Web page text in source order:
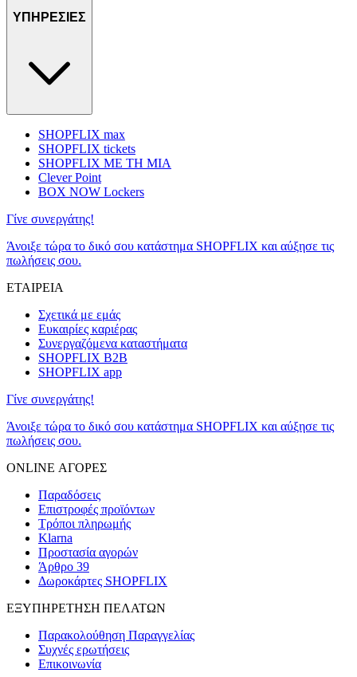
ΥΠΗΡΕΣΙΕΣ
SHOPFLIX max
SHOPFLIX tickets
SHOPFLIX ΜΕ ΤΗ ΜΙΑ
Clever Point
BOX NOW Lockers
Γίνε συνεργάτης!
Άνοιξε τώρα το δικό σου κατάστημα SHOPFLIX και αύξησε τις
πωλήσεις σου.
ΕΤΑΙΡΕΙΑ
Σχετικά με εμάς
Ευκαιρίες καριέρας
Συνεργαζόμενα καταστήματα
SHOPFLIX B2B
SHOPFLIX app
Γίνε συνεργάτης!
Άνοιξε τώρα το δικό σου κατάστημα SHOPFLIX και αύξησε τις
πωλήσεις σου.
ONLINE ΑΓΟΡΕΣ
Παραδόσεις
Επιστροφές προϊόντων
Τρόποι πληρωμής
Klarna
Προστασία αγορών
Άρθρο 39
Δωροκάρτες SHOPFLIX
ΕΞΥΠΗΡΕΤΗΣΗ ΠΕΛΑΤΩΝ
Παρακολούθηση Παραγγελίας
Συχνές ερωτήσεις
Επικοινωνία